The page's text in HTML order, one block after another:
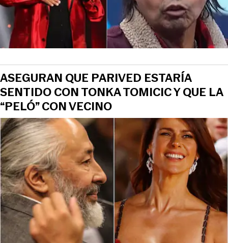
ASEGURAN QUE PARIVED ESTARÍA
SENTIDO CON TONKA TOMICIC Y QUE LA
“PELÓ” CON VECINO